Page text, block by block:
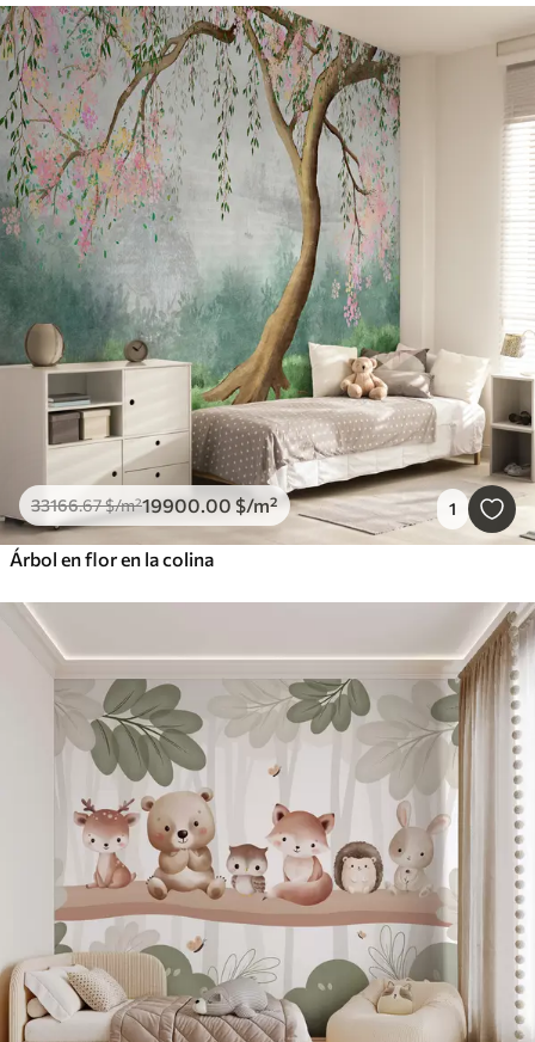
33166.67$/m²19900.00 $/m² 1
Árbol en flor en la colina